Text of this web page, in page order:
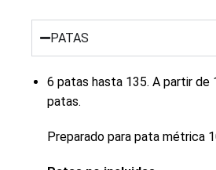
PATAS
6 patas hasta 135. A partir de
patas.
Preparado para pata métrica